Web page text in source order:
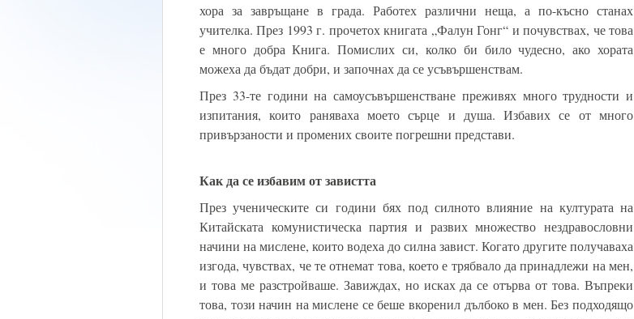
хора за завръщане в града. Работех различни неща, а по-късно станах
учителка. През 1993 г. прочетох книгата „Фалун Гонг“ и почувствах, че това
е много добра Книга. Помислих си, колко би било чудесно, ако хората
можеха да бъдат добри, и започнах да се усъвършенствам.
През 33-те години на самоусъвършенстване преживях много трудности и
изпитания, които раняваха моето сърце и душа. Избавих се от много
привързаности и промених своите погрешни представи.
Как да се избавим от завистта
През ученическите си години бях под силното влияние на културата на
Китайската комунистическа партия и развих множество нездравословни
начини на мислене, които водеха до силна завист. Когато другите получаваха
изгода, чувствах, че те отнемат това, което е трябвало да принадлежи на мен,
и това ме разстройваше. Завиждах, но исках да се отърва от това. Въпреки
това, този начин на мислене се беше вкоренил дълбоко в мен. Без подходящо